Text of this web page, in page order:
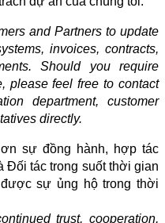
and Partners to update
invoices, contracts,
Should you require
please feel free to contact
department, customer
directly.
sự đồng hành, hợp tác
Đối tác trong suốt thời gian
sự ủng hộ trong thời
trust, cooperation,